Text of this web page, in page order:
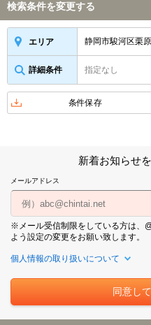
検索条件を変更する
エリア 静岡市駿河区栗原
詳細条件 指定なし
条件保存
新着お知らせ
メールアドレス
※メール受信制限をしている方は、
よう設定の変更をお願い致します。
個人情報の取り扱いについて